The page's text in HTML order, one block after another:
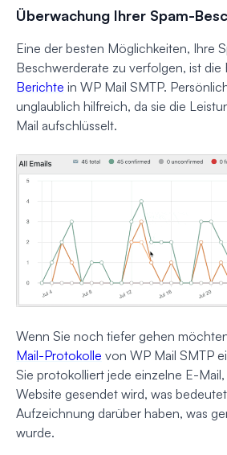
Überwachung Ihrer Spam-
Eine der besten Möglichkeiten, Ihre
Beschwerderate zu verfolgen, ist die
Berichte in WP Mail SMTP.
unglaublich hilfreich, da sie die
Mail aufschlüsselt.
Wenn Sie noch tiefer gehen
Mail-Protokolle von WP Mail SMTP
Sie protokolliert jede einzelne E-
Website gesendet wird, was
Aufzeichnung darüber haben, was
wurde.